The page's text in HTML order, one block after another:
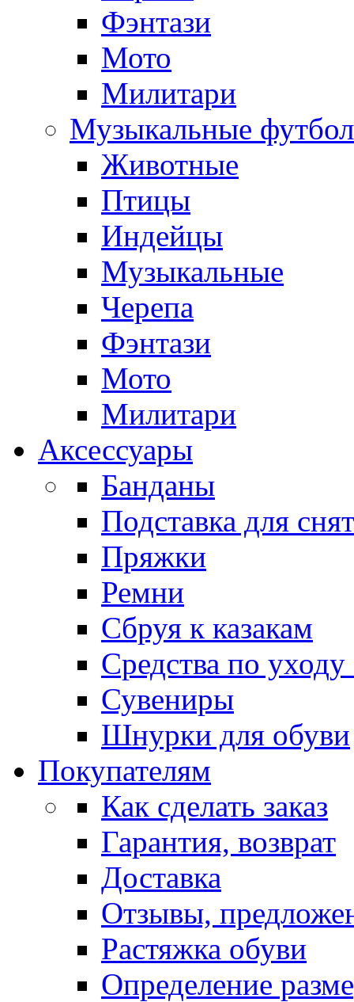
Фэнтази
Мото
Милитари
Музыкальные
Животные
Птицы
Индейцы
Музыкальные
Черепа
Фэнтази
Мото
Милитари
Аксессуары
Банданы
Подставка для
Пряжки
Ремни
Сбруя к казакам
Средства по
Сувениры
Шнурки для обуви
Покупателям
Как сделать заказ
Гарантия, возврат
Доставка
Отзывы,
Растяжка обуви
Определение